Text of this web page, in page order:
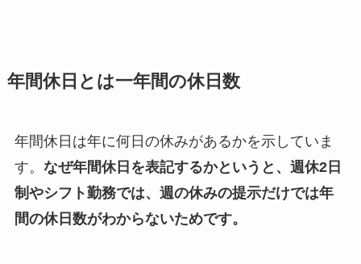
年間休日とは一年間の休日数
年間休日は年に何日の休みがあるかを示していま
す。 なぜ年間休日を表記するかというと、週休2日
制やシフト勤務では、週の休みの提示だけでは年
間の休日数がわからないためです。